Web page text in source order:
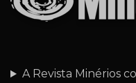
A Revista Minérios